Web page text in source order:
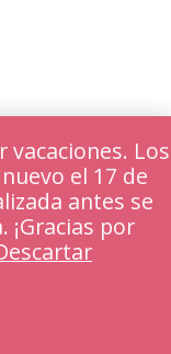
Los
el 17 de
antes se
¡Gracias por